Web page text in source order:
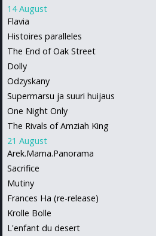
14 August
Flavia
Histoires paralleles
The End of Oak Street
Dolly
Odzyskany
Supermarsu ja suuri huijaus
One Night Only
The Rivals of Amziah King
21 August
Arek.Mama.Panorama
Sacrifice
Mutiny
Frances Ha (re-release)
Krolle Bolle
L'enfant du desert